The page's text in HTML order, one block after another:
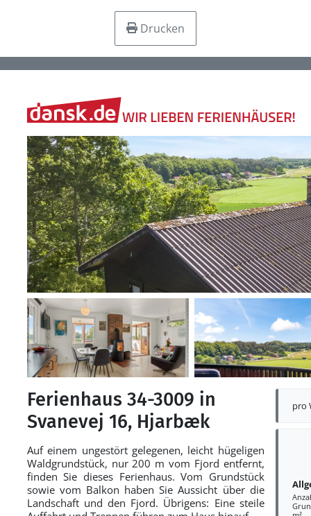
Drucken
pro
Ferienhaus 34-3009 in
Svanevej 16, Hjarbæk
Auf einem ungestört gelegenen, leicht hügeligen
Waldgrundstück, nur 200 m vom Fjord entfernt,
finden Sie dieses Ferienhaus. Vom Grundstück
sowie vom Balkon haben Sie Aussicht über die
Landschaft und den Fjord. Übrigens: Eine steile